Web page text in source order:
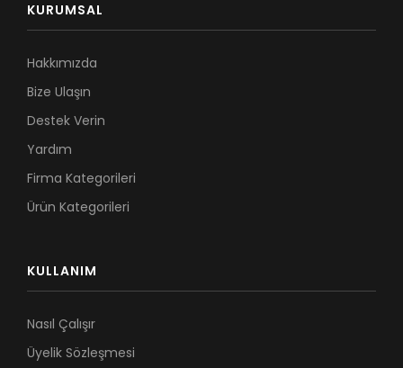
KURUMSAL
Hakkımızda
Bize Ulaşın
Destek Verin
Yardım
Firma Kategorileri
Ürün Kategorileri
KULLANIM
Nasıl Çalışır
Üyelik Sözleşmesi